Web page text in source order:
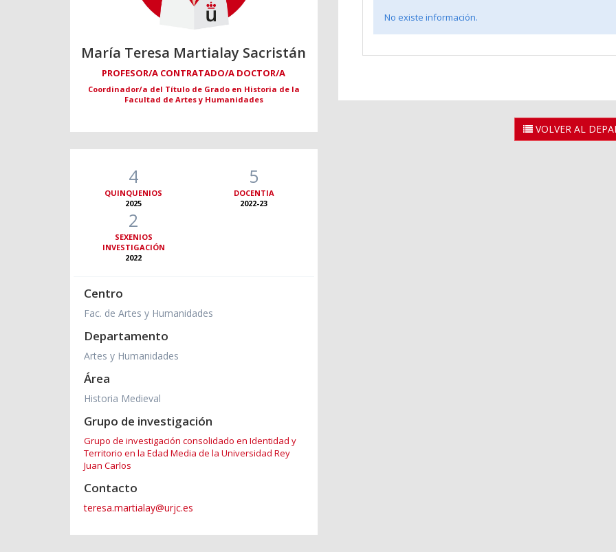
María Teresa Martialay Sacristán
PROFESOR/A CONTRATADO/A DOCTOR/A
Coordinador/a del Título de Grado en Historia de la
Facultad de Artes y Humanidades
4
QUINQUENIOS
2025
5
DOCENTIA
2022-23
2
SEXENIOS
INVESTIGACIÓN
2022
Centro
Fac. de Artes y Humanidades
Departamento
Artes y Humanidades
Área
Historia Medieval
Grupo de investigación
Grupo de investigación consolidado en Identidad y
Territorio en la Edad Media de la Universidad Rey
Juan Carlos
Contacto
teresa.martialay@urjc.es
No existe información.
VOLVER AL